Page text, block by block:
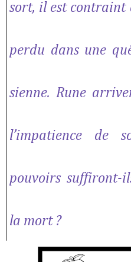
sort, il est contraint
perdu dans une
sienne. Rune
l’impatience de
pouvoirs suffiront-
la mort ?